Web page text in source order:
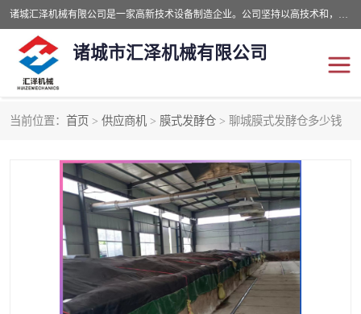
诸城汇泽机械有限公司是一家高新技术设备制造企业。公司坚持以高技术和，高服务于用户，以的环保机械制造设备赢的用户的信赖。现在主要生产死亡畜禽无害化处理和立式和卧式有机肥设备，搅拌机，烘干机，高温发酵机等。污水处理设备，固液分离机。气浮机，化制机等。公司秉承品质，用户至上，科技创新的经营理。
诸城市汇泽机械有限公司
当前位置： 首页 > 供应商机 > 膜式发酵仓 > 聊城膜式发酵仓多少钱
鸡粪发酵机 有机肥设备
纳米膜好氧发酵堆肥机 粪污烘干酶体机
膜式堆肥机 纳米膜发酵
膜式发酵仓 分子膜堆肥仓